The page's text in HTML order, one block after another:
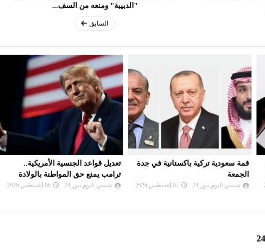
"الدبيبة" ومنعه من السف...
السابق
قمة سعودية تركية باكستانية في جدة
الجمعة
شمس اليوم نيوز 24 07 أغسطس 2026
تعديل قواعد الجنسية الأمريكية..
ترامب يمنع حق المواطنة بالولادة
شمس اليوم نيوز 24 06 أغسطس 2026